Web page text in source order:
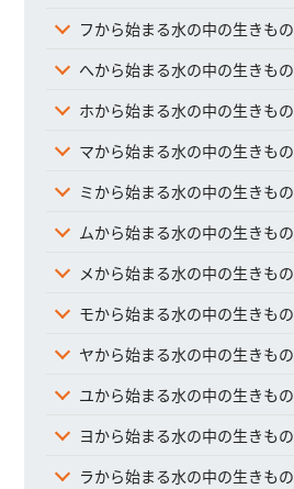
フから始まる水の中の生きもの
へから始まる水の中の生きもの
ホから始まる水の中の生きもの
マから始まる水の中の生きもの
ミから始まる水の中の生きもの
ムから始まる水の中の生きもの
メから始まる水の中の生きもの
モから始まる水の中の生きもの
ヤから始まる水の中の生きもの
ユから始まる水の中の生きもの
ヨから始まる水の中の生きもの
ラから始まる水の中の生きもの